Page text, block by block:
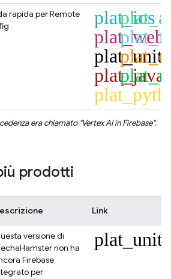
rapida perRemote
plat_ios
plat_web
plat_java
era chiamato "Vertex AI in Firebase".
prodotti
Link
versione di
non ha
Firebase
per